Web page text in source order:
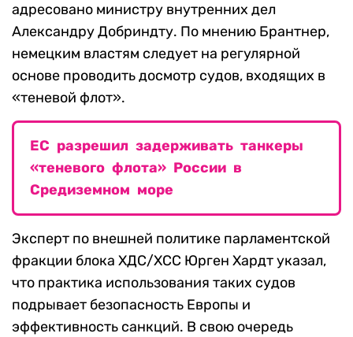
адресовано министру внутренних дел
Александру Добриндту. По мнению Брантнер,
немецким властям следует на регулярной
основе проводить досмотр судов, входящих в
«теневой флот».
ЕС разрешил задерживать танкеры
«теневого флота» России в
Средиземном море
Эксперт по внешней политике парламентской
фракции блока ХДС/ХСС Юрген Хардт указал,
что практика использования таких судов
подрывает безопасность Европы и
эффективность санкций. В свою очередь